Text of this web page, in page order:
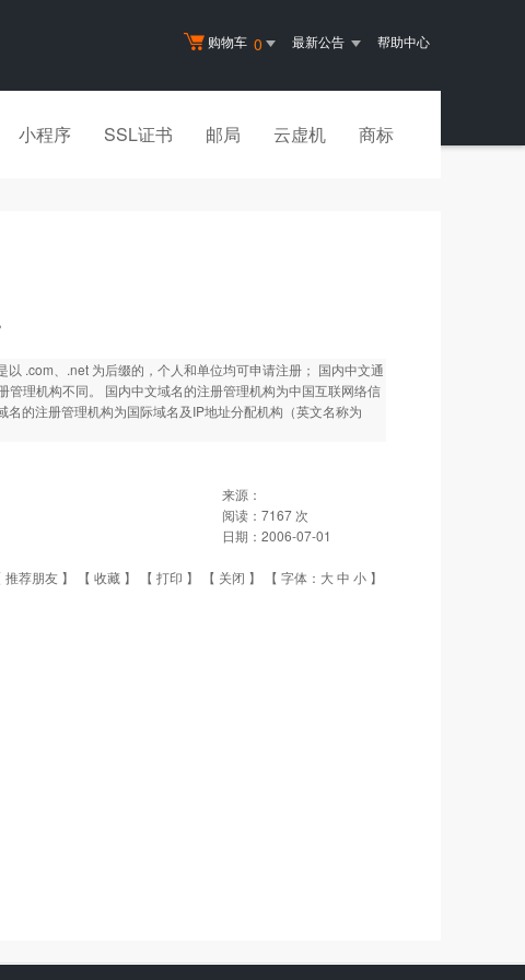
购物车 0 最新公告 帮助中心
小程序 SSL证书 邮局 云虚机 商标
.com、.net 为后缀的，个人和单位均可申请注册； 国内中文通
理机构不同。 国内中文域名的注册管理机构为中国互联网络信
的注册管理机构为国际域名及IP地址分配机构（英文名称为
来源：
阅读： 7167 次
日期： 2006-07-01
推荐朋友 】 【 收藏 】 【 打印 】 【 关闭 】 【 字体： 大中 小 】